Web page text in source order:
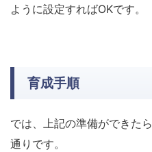
ように設定すればOKです。
育成手順
では、上記の準備ができた
通りです。